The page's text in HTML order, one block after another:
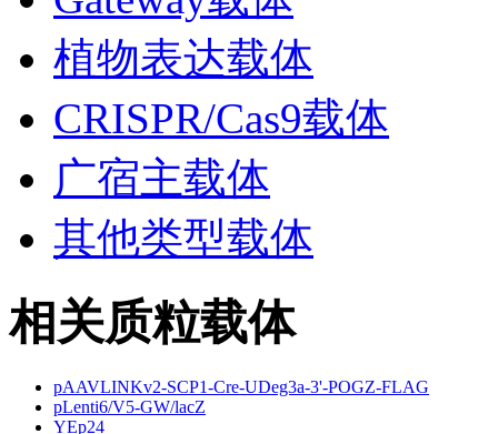
植物表达载体
CRISPR/Cas9载体
广宿主载体
其他类型载体
相关质粒载体
pAAVLINKv2-SCP1-Cre-UDeg3a-3'-POGZ-FLAG
pLenti6/V5-GW/lacZ
YEp24